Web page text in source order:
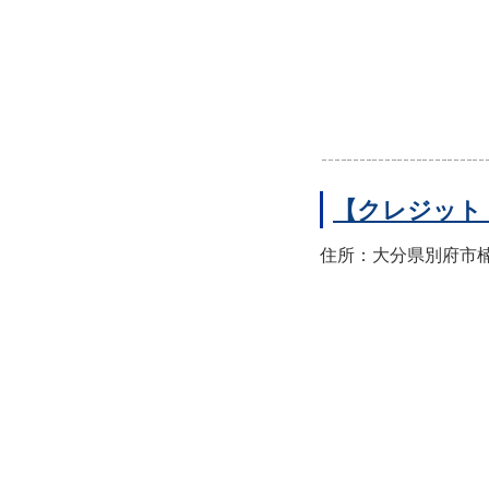
【クレジッ
住所：大分県別府市